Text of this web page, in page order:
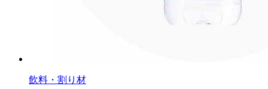
飲料・割り材